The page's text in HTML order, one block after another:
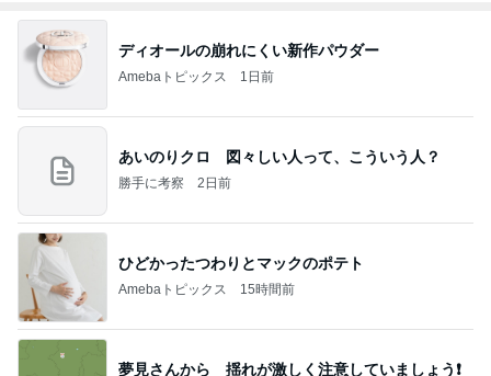
ディオールの崩れにくい新作パウダー
Amebaトピックス 1日前
あいのりクロ 図々しい人って、こういう人？
勝手に考察 2日前
ひどかったつわりとマックのポテト
Amebaトピックス 15時間前
夢見さんから 揺れが激しく注意していましょう❗️